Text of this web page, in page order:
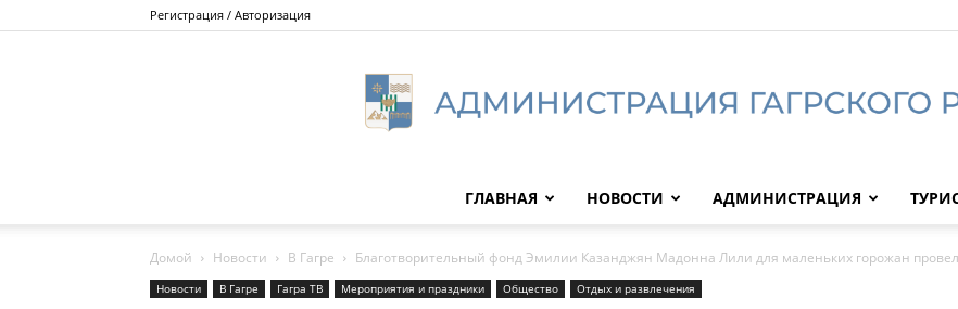
Регистрация / Авторизация
ГЛАВНАЯ НОВОСТИ АДМИНИСТРАЦИЯ
Домой Новости В Гагре Благотворительный фонд Эмилии Казанджян Мадонна Лили для маленьких горожан
Новости В Гагре Гагра ТВ Мероприятия и праздники Общество Отдых и развлечения